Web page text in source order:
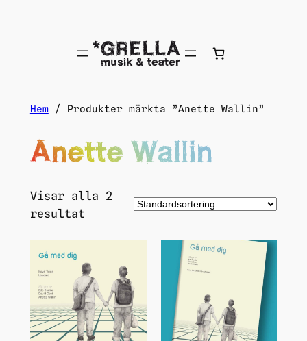
Hem/ Produkter märkta ”Anette Wallin”
Anette Wallin
Visar alla 2
resultat